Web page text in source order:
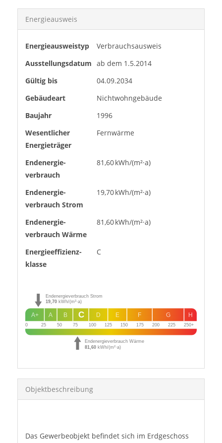
Energieausweis
Energieausweistyp
Verbrauchs­ausweis
Ausstellungsdatum ab dem 1.5.2014
Gültig bis
04.09.2034
Gebäudeart
Nichtwohngebäude
Baujahr
1996
Wesentlicher
Energieträger
Fernwärme
Endenergie­
verbrauch
81,60 kWh/(m²·a)
Endenergie­
verbrauch Strom
19,70 kWh/(m²·a)
Endenergie­
verbrauch Wärme
81,60 kWh/(m²·a)
Energie­effizienz­
klasse
C
0 25 50 75 100 125 150 175 200 225 250+
H
G
F
E
D
B
A
A+ C
Endenergieverbrauch Strom
19,70kWh/(m²·a)
Endenergieverbrauch Wärme
81,60kWh/(m²·a)
Objekt­beschreibung
Das Gewerbeobjekt befindet sich im Erdgeschoss